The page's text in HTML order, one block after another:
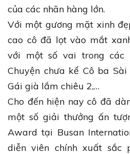
của các nhãn hàng lớn.
Với một gương mặt xinh
cao cô đã lọt vào mắt
với một số vai trong các
Chuyện chưa kể Cô ba
Gái già lắm chiêu 2,…
Cho đến hiện nay cô đã
một số giải thưởng ấn
Award tại Busan
diễn viên chính xuất sắc